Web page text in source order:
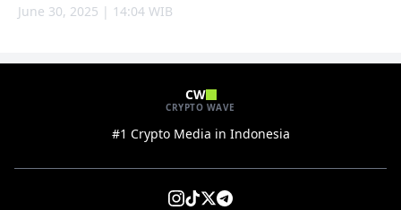
June 30, 2025 | 14:04 WIB
CW
CRYPTO WAVE
#1 Crypto Media in Indonesia